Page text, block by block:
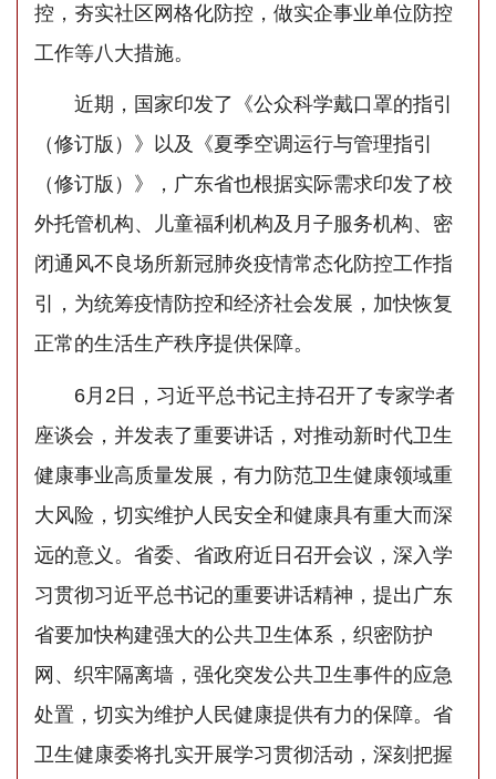
控，夯实社区网格化防控，做实企事业单位防控
工作等八大措施。
近期，国家印发了《公众科学戴口罩的指引
（修订版）》以及《夏季空调运行与管理指引
（修订版）》，广东省也根据实际需求印发了校
外托管机构、儿童福利机构及月子服务机构、密
闭通风不良场所新冠肺炎疫情常态化防控工作指
引，为统筹疫情防控和经济社会发展，加快恢复
正常的生活生产秩序提供保障。
6月2日，习近平总书记主持召开了专家学者
座谈会，并发表了重要讲话，对推动新时代卫生
健康事业高质量发展，有力防范卫生健康领域重
大风险，切实维护人民安全和健康具有重大而深
远的意义。省委、省政府近日召开会议，深入学
习贯彻习近平总书记的重要讲话精神，提出广东
省要加快构建强大的公共卫生体系，织密防护
网、织牢隔离墙，强化突发公共卫生事件的应急
处置，切实为维护人民健康提供有力的保障。省
卫生健康委将扎实开展学习贯彻活动，深刻把握